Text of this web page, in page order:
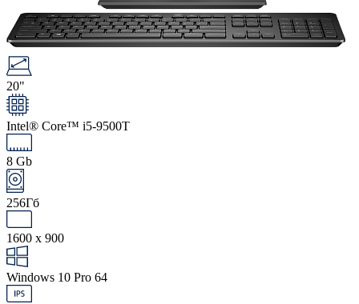
20"
Intel® Core™ i5-9500T
8 Gb
256Гб
1600 x 900
Windows 10 Pro 64